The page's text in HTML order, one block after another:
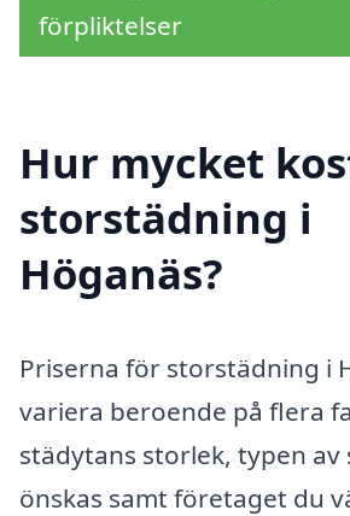
förpliktelser
Hur mycket
storstädning i
Höganäs?
Priserna för storstädning i
variera beroende på flera
städytans storlek, typen av
önskas samt företaget du